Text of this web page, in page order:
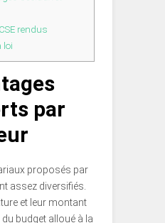
rendus
loi
par
proposés par
assez diversifiés.
et leur montant
budget alloué à la